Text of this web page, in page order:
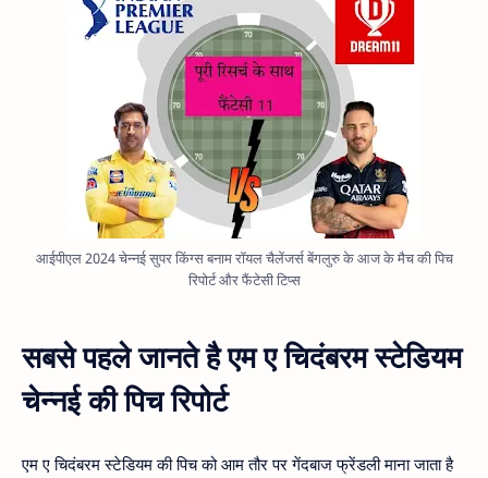
आईपीएल 2024 चेन्नई सुपर किंग्स बनाम रॉयल चैलेंजर्स बेंगलुरु के आज के मैच की पिच
रिपोर्ट और फैंटेसी टिप्स
सबसे पहले जानते है एम ए चिदंबरम स्टेडियम
चेन्नई की पिच रिपोर्ट
एम ए चिदंबरम स्टेडियम की पिच को आम तौर पर गेंदबाज फ्रेंडली माना जाता है